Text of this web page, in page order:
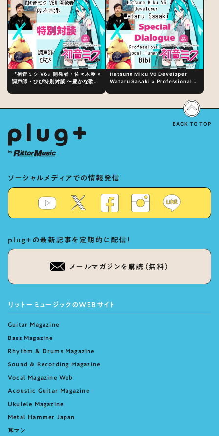
『初音ミク V6』開発者・佐々木渉 ×
調声師・びび特別対談 〜豊かな歌声
Hatsune Miku V6 Developer
Wataru Sasaki × Professional
Vocal Expression Lies in “Love
for the singing characters” and
ソーシャルメディアでの情報発信
plug+の最新記事を定期的に配信！
メールマガジンを購読（無料）
リットーミュージックのWEBサイト
Guitar Magazine
Bass Magazine
Rhythm & Drums Magazine
Sound & Recording Magazine
Vocal Magazine Web
Acoustic Guitar Magazine
Ukulele Magazine
Metal Hammer Japan
耳マン
BACK TO TOP